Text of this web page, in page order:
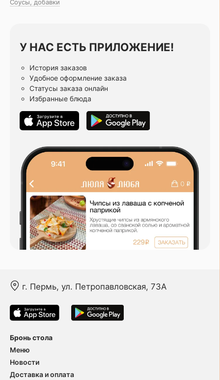
Соусы, добавки
У НАС ЕСТЬ ПРИЛОЖЕНИЕ!
История заказов
Удобное оформление заказа
Статусы заказа онлайн
Избранные блюда
г. Пермь, ул. Петропавловская, 73А
Бронь стола
Меню
Новости
Доставка и оплата